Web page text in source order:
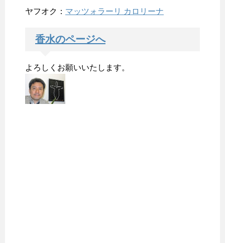
ヤフオク： マッツォラーリ カロリーナ
香水のページへ
よろしくお願いいたします。